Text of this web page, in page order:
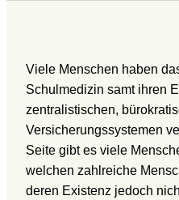
Viele Menschen haben
Schulmedizin samt ihren
zentralistischen,
Versicherungssystemen
Seite gibt es viele
welchen zahlreiche
deren Existenz jedoch